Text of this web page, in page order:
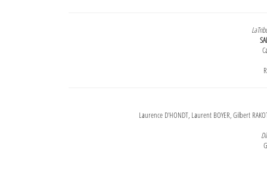
Laurence D'HONDT, Laurent BOYER, Gilbert